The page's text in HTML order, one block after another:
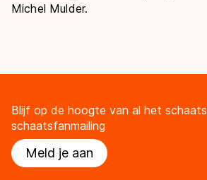
Michel Mulder.
Blijf op de hoogte van al het
schaatsfanmailing
Meld je aan